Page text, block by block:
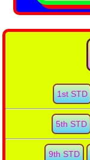
1st STD
5th STD
9th STD